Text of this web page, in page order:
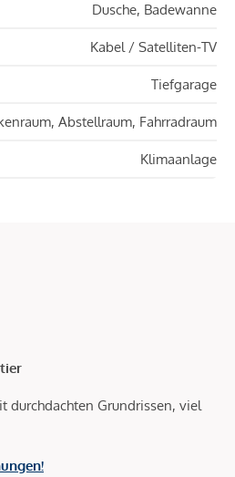
Dusche, Badewanne
Kabel / Satelliten-TV
Tiefgarage
Abstellraum, Fahrradraum
Klimaanlage
durchdachten Grundrissen, viel